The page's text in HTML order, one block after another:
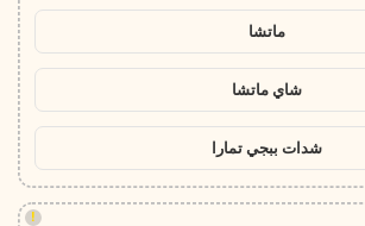
ماتشا
شاي ماتشا
شدات ببجي تمارا
!